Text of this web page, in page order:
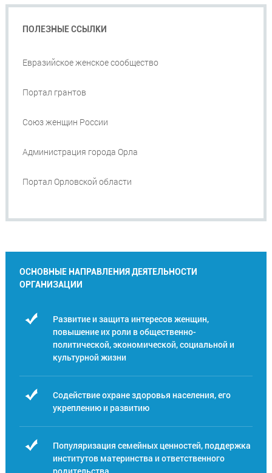
ПОЛЕЗНЫЕ ССЫЛКИ
Евразийское женское сообщество
Портал грантов
Союз женщин России
Администрация города Орла
Портал Орловской области
ОСНОВНЫЕ НАПРАВЛЕНИЯ ДЕЯТЕЛЬНОСТИ
ОРГАНИЗАЦИИ
Развитие и защита интересов женщин,
повышение их роли в общественно-
политической, экономической, социальной и
культурной жизни
Содействие охране здоровья населения, его
укреплению и развитию
Популяризация семейных ценностей, поддержка
институтов материнства и ответственного